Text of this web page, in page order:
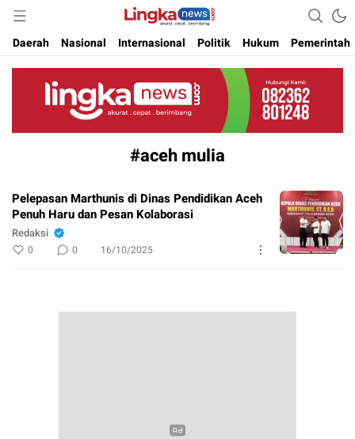
Lingkanews
Akurat. Cepat & Berimbang
Daerah
Nasional Internasional Politik Hukum Pemerintah
#aceh mulia
Pelepasan Marthunis di Dinas Pendidikan Aceh
Penuh Haru dan Pesan Kolaborasi
Redaksi
0 0 16/10/2025